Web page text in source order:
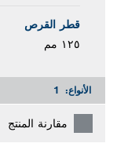
قطر القرص
١٢٥ مم
الأنواع: 1
مقارنة المنتج